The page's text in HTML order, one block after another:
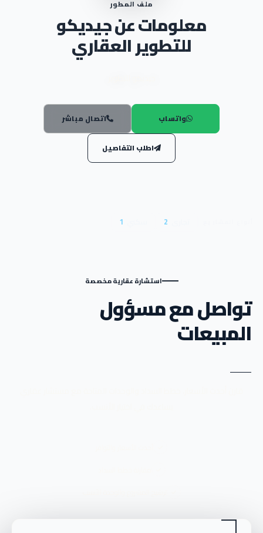
ملف المطور
معلومات عن جيديكو
للتطوير العقاري
واتساب اتصال مباشر
اطلب التفاصيل
2
1
استشارة عقارية مخصصة
تواصل مع مسؤول
المبيعات